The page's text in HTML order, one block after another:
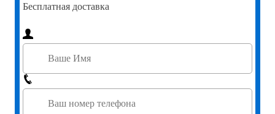
Бесплатная доставка